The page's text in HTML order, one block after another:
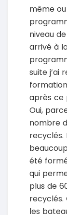
même
niveau
arrivé à
suite j’ai
après ce
Oui,
nombre
recyclés.
été
qui
plus de
recyclés.
les